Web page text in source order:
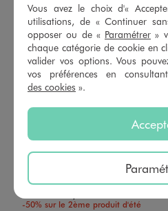
Tee-shirt manches longues à col Claudine fleuri fille
-50% sur le 2ème produit d'été
Vous avez le choix d'«
utilisations, de « Continuer
opposer ou de « Paramétrer »
chaque catégorie de cookie en
valider vos options. Vous
vos préférences en
des cookies ».